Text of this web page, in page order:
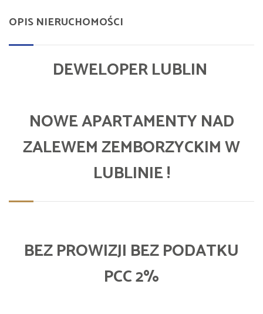
OPIS NIERUCHOMOŚCI
DEWELOPER LUBLIN
NOWE APARTAMENTY NAD
ZALEWEM ZEMBORZYCKIM W
LUBLINIE !
BEZ PROWIZJI BEZ PODATKU
PCC 2%